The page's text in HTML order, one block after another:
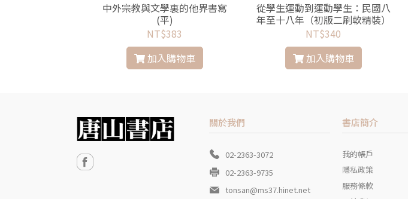
中外宗教與文學裏的他界書寫
(平)
NT$383
加入購物車
從學生運動到運動學生：民國八
年至十八年（初版二刷軟精裝）
NT$340
加入購物車
關於我們
02-2363-3072
02-2363-9735
tonsan@ms37.hinet.net
書店簡介
我的帳戶
隱私政策
服務條款